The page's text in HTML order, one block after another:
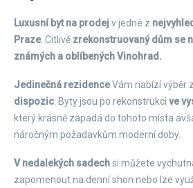
Luxusní byt na prodejv jedné z
Praze. Citlivě zrekonstruovaný dům se
známých a oblíbených Vinohrad.
Jedinečná rezidenceVám nabízí výběr
dispozic . Byty jsou po rekonstrukci ve
který krásně zapadá do tohoto místa
náročným požadavkům moderní doby.
V nedalekých sadechsi můžete
zapomenout na denní shon nebo lze